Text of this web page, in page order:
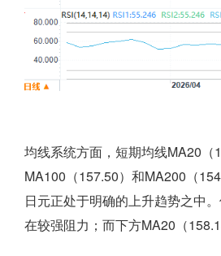
均线系统方面，短期均线MA20
MA100（157.50）和MA200（
日元正处于明确的上升趋势之中
在较强阻力；而下方MA20（